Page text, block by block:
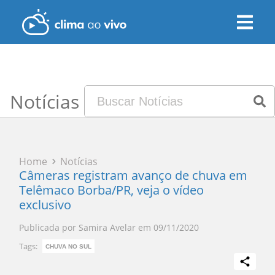
Notícias
Home Notícias
Câmeras registram avanço de chuva em
Telêmaco Borba/PR, veja o vídeo
exclusivo
Publicada por Samira Avelar em 09/11/2020
Tags: CHUVA NO SUL